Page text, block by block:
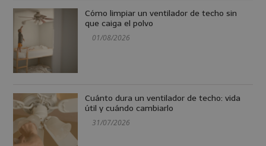
Cómo limpiar un ventilador de techo sin
que caiga el polvo
01/08/2026
Cuánto dura un ventilador de techo: vida
útil y cuándo cambiarlo
31/07/2026